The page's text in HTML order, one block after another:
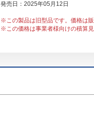
発売日：2025年05月12日
※この製品は旧型品です。価格は販
※この価格は事業者様向けの積算